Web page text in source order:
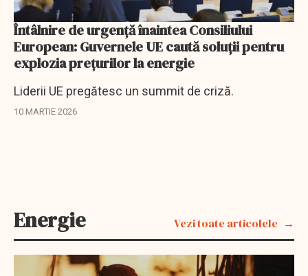
Întâlnire de urgență înaintea Consiliului
European: Guvernele UE caută soluții pentru
explozia prețurilor la energie
Liderii UE pregătesc un summit de criză.
10 MARTIE 2026
Energie Vezi toate articolele